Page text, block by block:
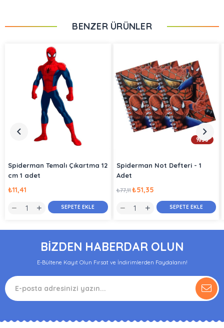
BENZER ÜRÜNLER
Spiderman Temalı Çıkartma 12
cm 1 adet
₺11,41
SEPETE EKLE
Spiderman Not Defteri - 1
Adet
₺51,35
₺77,11
SEPETE EKLE
%33
BİZDEN HABERDAR OLUN
E-Bültene Kayıt Olun Fırsat ve İndirimlerden Faydalanın!